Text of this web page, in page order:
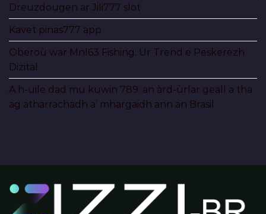
Dreuzdougen ar Jili777 slot
Kavet pinas777 app
Oberoù war Mnl63 Fishing: Ur Trend e Peskerezh
Dizital
A h-uile dad mu kuwin 789: an àrd-ùrlar geall a tha
ag atharrachadh a’ mhargaidh ann an Brasil